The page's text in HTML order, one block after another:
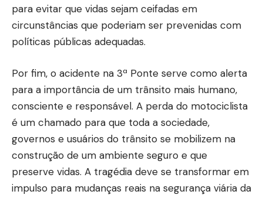
para evitar que vidas sejam ceifadas em
circunstâncias que poderiam ser prevenidas com
políticas públicas adequadas.
Por fim, o acidente na 3ª Ponte serve como alerta
para a importância de um trânsito mais humano,
consciente e responsável. A perda do motociclista
é um chamado para que toda a sociedade,
governos e usuários do trânsito se mobilizem na
construção de um ambiente seguro e que
preserve vidas. A tragédia deve se transformar em
impulso para mudanças reais na segurança viária da